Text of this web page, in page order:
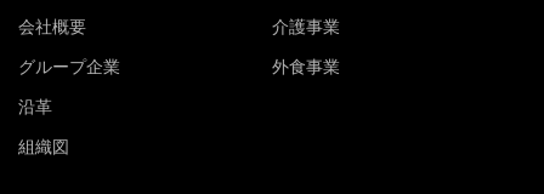
会社概要
グループ企業
沿革
組織図
介護事業
外食事業